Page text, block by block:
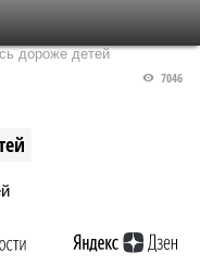
дороже детей
7046